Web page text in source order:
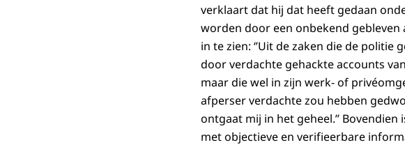
verklaart dat hij dat heeft gedaan
worden door een onbekend gebleven
in te zien: ‘’Uit de zaken die de
door verdachte gehackte accounts
maar die wel in zijn werk- of
afperser verdachte zou hebben
ontgaat mij in het geheel.’’
met objectieve en verifieerbare